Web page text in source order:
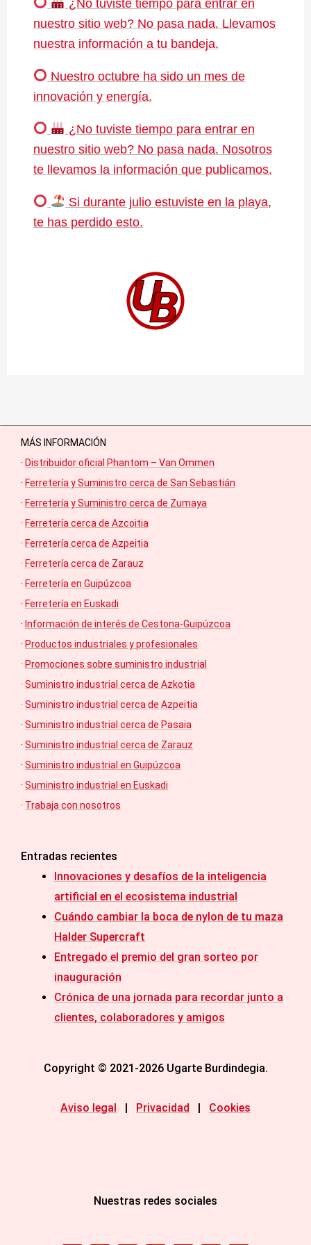
¿No tuviste tiempo para entrar en
nuestro sitio web? No pasa nada. Llevamos
nuestra información a tu bandeja.
Nuestro octubre ha sido un mes de
innovación y energía.
¿No tuviste tiempo para entrar en
nuestro sitio web? No pasa nada. Nosotros
te llevamos la información que publicamos.
Si durante julio estuviste en la playa,
te has perdido esto.
MÁS INFORMACIÓN
· Distribuidor oficial Phantom – Van Ommen
· Ferretería y Suministro cerca de San Sebastián
· Ferretería y Suministro cerca de Zumaya
· Ferretería cerca de Azcoitia
· Ferretería cerca de Azpeitia
· Ferretería cerca de Zarauz
· Ferretería en Guipúzcoa
· Ferretería en Euskadi
· Información de interés de Cestona-Guipúzcoa
· Productos industriales y profesionales
· Promociones sobre suministro industrial
· Suministro industrial cerca de Azkotia
· Suministro industrial cerca de Azpeitia
· Suministro industrial cerca de Pasaia
· Suministro industrial cerca de Zarauz
· Suministro industrial en Guipúzcoa
· Suministro industrial en Euskadi
· Trabaja con nosotros
Entradas recientes
Innovaciones y desafíos de la inteligencia
artificial en el ecosistema industrial
Cuándo cambiar la boca de nylon de tu maza
Halder Supercraft
Entregado el premio del gran sorteo por
inauguración
Crónica de una jornada para recordar junto a
clientes, colaboradores y amigos
Copyright © 2021-2026 Ugarte Burdindegia.
Aviso legal Privacidad Cookies
Nuestras redes sociales